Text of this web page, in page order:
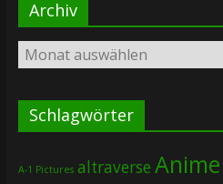
Archiv
Archiv
Schlagwörter
A-1 Pictures altraverse Anime